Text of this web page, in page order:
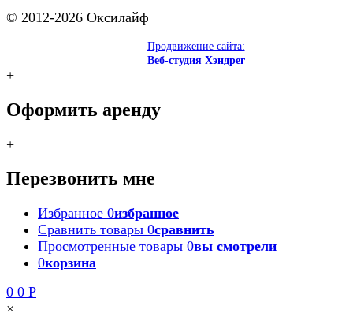
© 2012-2026 Оксилайф
Продвижение сайта:
Веб-студия Хэндрег
+
Оформить аренду
+
Перезвонить мне
Избранное 0избранное
Сравнить товары 0сравнить
Просмотренные товары 0вы смотрели
0корзина
0 0 Р
×